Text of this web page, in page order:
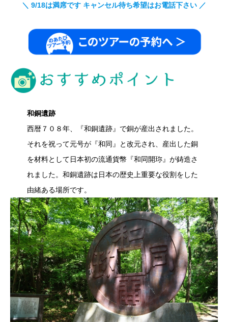
＼ 9/18は満席です キャンセル待ち希望はお電話下さい ／
和銅遺跡
西暦７０８年、『和銅遺跡』で銅が産出されました。
それを祝って元号が『和同』と改元され、産出した銅
を材料として日本初の流通貨幣『和同開珎』が鋳造さ
れました。和銅遺跡は日本の歴史上重要な役割をした
由緒ある場所です。